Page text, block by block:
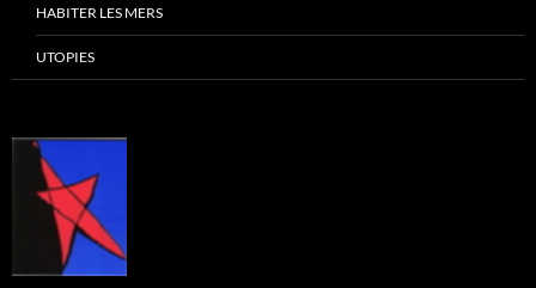
HABITER LES MERS
UTOPIES